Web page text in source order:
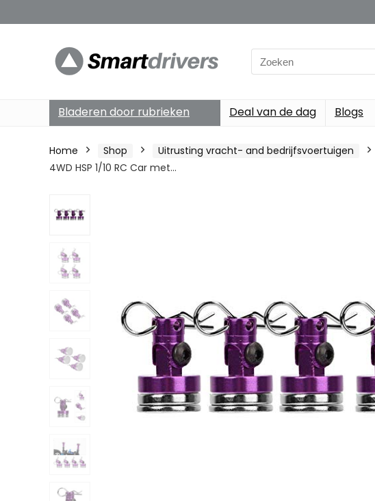
Search
for:
Bladeren door rubrieken Deal van de dag Blogs
Home Shop Uitrusting vracht- and bedrijfsvoertuigen
4WD HSP 1/10 RC Car met…